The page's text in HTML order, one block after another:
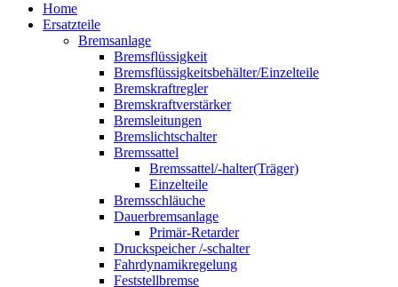
Home
Ersatzteile
Bremsanlage
Bremsflüssigkeit
Bremsflüssigkeitsbehälter/Einzelteile
Bremskraftregler
Bremskraftverstärker
Bremsleitungen
Bremslichtschalter
Bremssattel
Bremssattel/-halter(Träger)
Einzelteile
Bremsschläuche
Dauerbremsanlage
Primär-Retarder
Druckspeicher /-schalter
Fahrdynamikregelung
Feststellbremse